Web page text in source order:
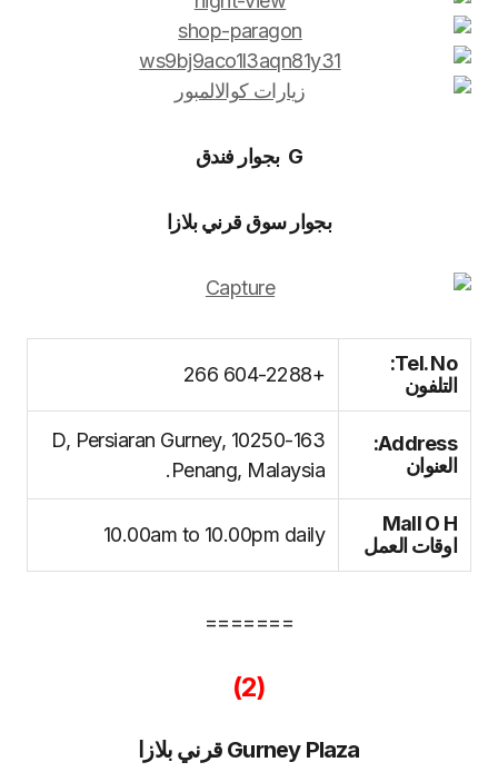
G بجوار فندق
بجوار سوق قرني بلازا
Tel. No:
التلفون
+604-2288 266
Address:
العنوان
163-D, Persiaran Gurney, 10250
Penang, Malaysia.
Mall O H
اوقات العمل
10.00am to 10.00pm daily
=======
(2)
Gurney Plaza قرني بلازا